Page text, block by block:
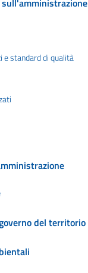
e standard di qualità
del territorio